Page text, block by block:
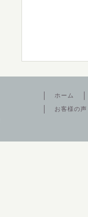
ホーム
お客様の声